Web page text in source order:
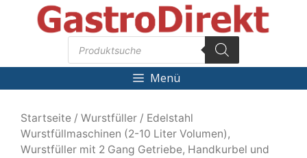
Products
search
Menü
Startseite / Wurstfüller / Edelstahl
Wurstfüllmaschinen (2-10 Liter Volumen),
Wurstfüller mit 2 Gang Getriebe, Handkurbel und